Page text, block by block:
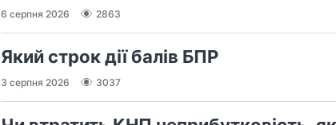
6 серпня 2026 2863
Який строк дії балів БПР
3 серпня 2026 3037